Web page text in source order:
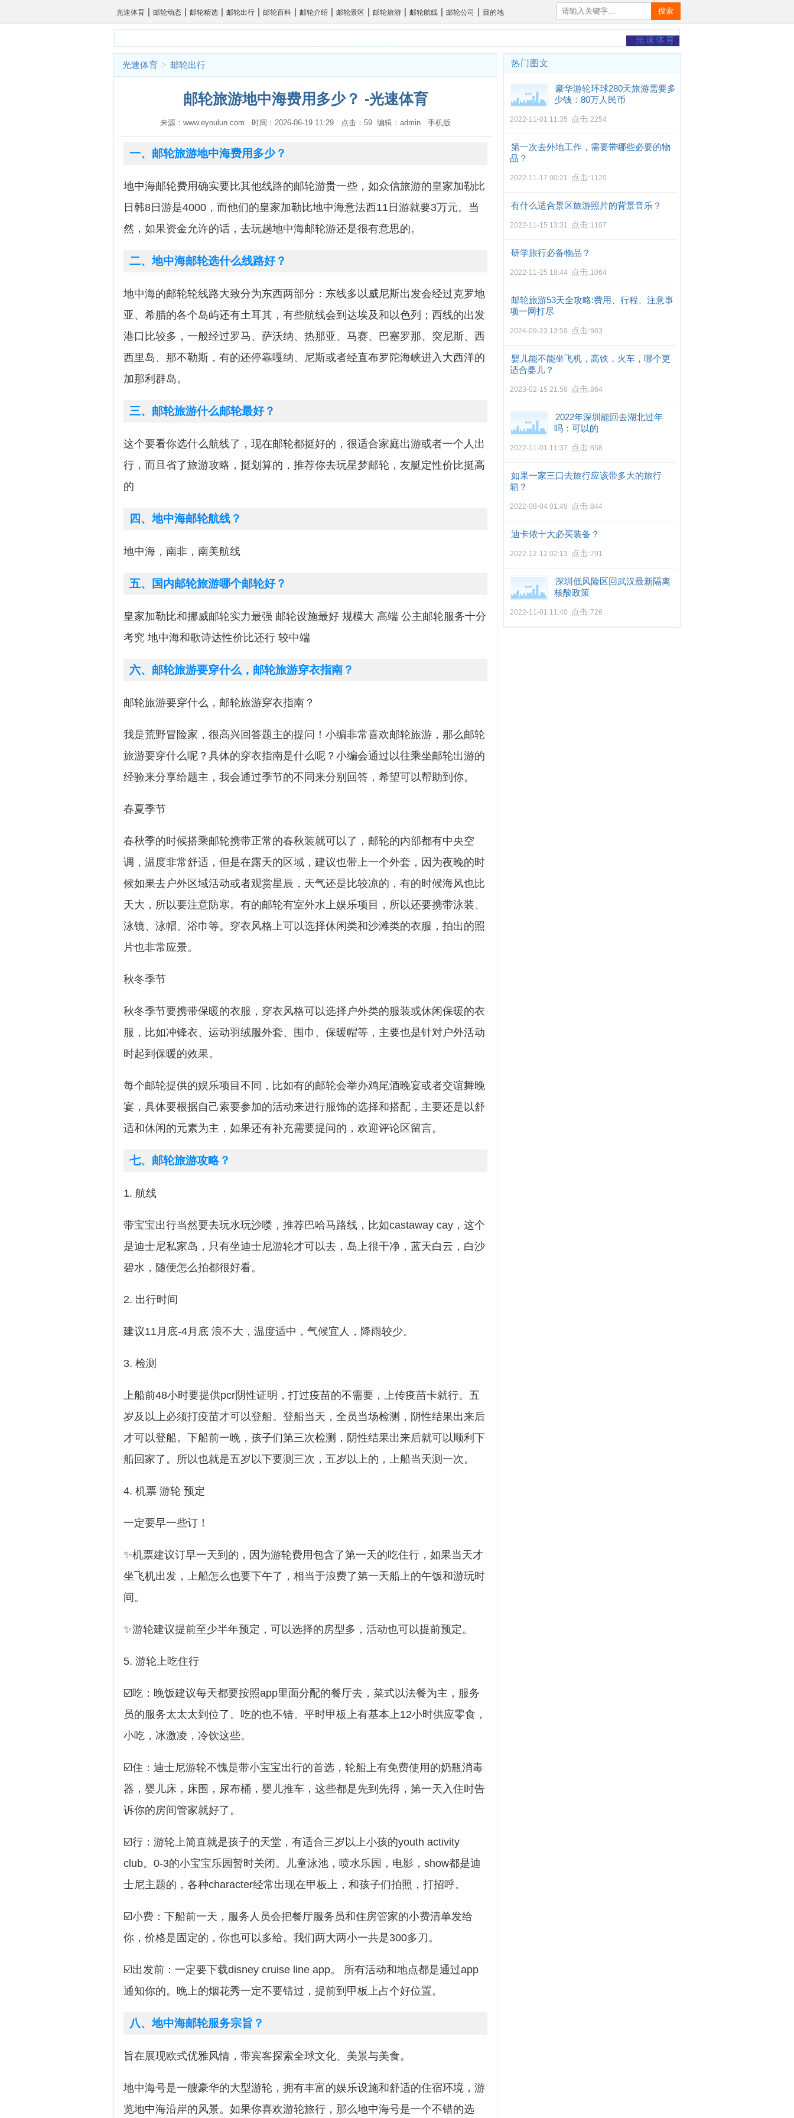
光速体育 | 邮轮动态 | 邮轮精选 | 邮轮出行 | 邮轮百科 | 邮轮介绍 | 邮轮景区 | 邮轮旅游 | 邮轮航线 | 邮轮公司 | 目的地 搜索
光速体育
光速体育 > 邮轮出行
邮轮旅游地中海费用多少？ -光速体育
来源：www.eyoulun.com 时间：2026-06-19 11:29 点击：59 编辑：admin 手机版
一、邮轮旅游地中海费用多少？
地中海邮轮费用确实要比其他线路的邮轮游贵一些，如众信旅游的皇家加勒比
日韩8日游是4000，而他们的皇家加勒比地中海意法西11日游就要3万元。当
然，如果资金允许的话，去玩趟地中海邮轮游还是很有意思的。
二、地中海邮轮选什么线路好？
地中海的邮轮轮线路大致分为东西两部分：东线多以威尼斯出发会经过克罗地
亚、希腊的各个岛屿还有土耳其，有些航线会到达埃及和以色列；西线的出发
港口比较多，一般经过罗马、萨沃纳、热那亚、马赛、巴塞罗那、突尼斯、西
西里岛、那不勒斯，有的还停靠嘎纳、尼斯或者经直布罗陀海峡进入大西洋的
加那利群岛。
三、邮轮旅游什么邮轮最好？
这个要看你选什么航线了，现在邮轮都挺好的，很适合家庭出游或者一个人出
行，而且省了旅游攻略，挺划算的，推荐你去玩星梦邮轮，友艇定性价比挺高
的
四、地中海邮轮航线？
地中海，南非，南美航线
五、国内邮轮旅游哪个邮轮好？
皇家加勒比和挪威邮轮实力最强 邮轮设施最好 规模大 高端 公主邮轮服务十分
考究 地中海和歌诗达性价比还行 较中端
六、邮轮旅游要穿什么，邮轮旅游穿衣指南？
邮轮旅游要穿什么，邮轮旅游穿衣指南？
我是荒野冒险家，很高兴回答题主的提问！小编非常喜欢邮轮旅游，那么邮轮
旅游要穿什么呢？具体的穿衣指南是什么呢？小编会通过以往乘坐邮轮出游的
经验来分享给题主，我会通过季节的不同来分别回答，希望可以帮助到你。
春夏季节
春秋季的时候搭乘邮轮携带正常的春秋装就可以了，邮轮的内部都有中央空
调，温度非常舒适，但是在露天的区域，建议也带上一个外套，因为夜晚的时
候如果去户外区域活动或者观赏星辰，天气还是比较凉的，有的时候海风也比
天大，所以要注意防寒。有的邮轮有室外水上娱乐项目，所以还要携带泳装、
泳镜、泳帽、浴巾等。穿衣风格上可以选择休闲类和沙滩类的衣服，拍出的照
片也非常应景。
秋冬季节
秋冬季节要携带保暖的衣服，穿衣风格可以选择户外类的服装或休闲保暖的衣
服，比如冲锋衣、运动羽绒服外套、围巾、保暖帽等，主要也是针对户外活动
时起到保暖的效果。
每个邮轮提供的娱乐项目不同，比如有的邮轮会举办鸡尾酒晚宴或者交谊舞晚
宴，具体要根据自己索要参加的活动来进行服饰的选择和搭配，主要还是以舒
适和休闲的元素为主，如果还有补充需要提问的，欢迎评论区留言。
七、邮轮旅游攻略？
1. 航线
带宝宝出行当然要去玩水玩沙喽，推荐巴哈马路线，比如castaway cay，这个
是迪士尼私家岛，只有坐迪士尼游轮才可以去，岛上很干净，蓝天白云，白沙
碧水，随便怎么拍都很好看。
2. 出行时间
建议11月底-4月底 浪不大，温度适中，气候宜人，降雨较少。
3. 检测
上船前48小时要提供pcr阴性证明，打过疫苗的不需要，上传疫苗卡就行。五
岁及以上必须打疫苗才可以登船。登船当天，全员当场检测，阴性结果出来后
才可以登船。下船前一晚，孩子们第三次检测，阴性结果出来后就可以顺利下
船回家了。所以也就是五岁以下要测三次，五岁以上的，上船当天测一次。
4. 机票 游轮 预定
一定要早一些订！
✨机票建议订早一天到的，因为游轮费用包含了第一天的吃住行，如果当天才
坐飞机出发，上船怎么也要下午了，相当于浪费了第一天船上的午饭和游玩时
间。
✨游轮建议提前至少半年预定，可以选择的房型多，活动也可以提前预定。
5. 游轮上吃住行
☑️吃：晚饭建议每天都要按照app里面分配的餐厅去，菜式以法餐为主，服务
员的服务太太太到位了。吃的也不错。平时甲板上有基本上12小时供应零食，
小吃，冰激凌，冷饮这些。
☑️住：迪士尼游轮不愧是带小宝宝出行的首选，轮船上有免费使用的奶瓶消毒
器，婴儿床，床围，尿布桶，婴儿推车，这些都是先到先得，第一天入住时告
诉你的房间管家就好了。
☑️行：游轮上简直就是孩子的天堂，有适合三岁以上小孩的youth activity
club。0-3的小宝宝乐园暂时关闭。儿童泳池，喷水乐园，电影，show都是迪
士尼主题的，各种character经常出现在甲板上，和孩子们拍照，打招呼。
☑️小费：下船前一天，服务人员会把餐厅服务员和住房管家的小费清单发给
你，价格是固定的，你也可以多给。我们两大两小一共是300多刀。
☑️出发前：一定要下载disney cruise line app。 所有活动和地点都是通过app
通知你的。晚上的烟花秀一定不要错过，提前到甲板上占个好位置。
八、地中海邮轮服务宗旨？
旨在展现欧式优雅风情，带宾客探索全球文化、美景与美食。
地中海号是一艘豪华的大型游轮，拥有丰富的娱乐设施和舒适的住宿环境，游
览地中海沿岸的风景。如果你喜欢游轮旅行，那么地中海号是一个不错的选
热门图文
豪华游轮环球280天旅游需要多
少钱：80万人民币
2022-11-01 11:35 点击:2254
第一次去外地工作，需要带哪些必要的物
品？
2022-11-17 00:21 点击:1120
有什么适合景区旅游照片的背景音乐？
2022-11-15 13:31 点击:1107
研学旅行必备物品？
2022-11-25 18:44 点击:1064
邮轮旅游53天全攻略:费用、行程、注意事
项一网打尽
2024-09-23 13:59 点击:983
婴儿能不能坐飞机，高铁，火车，哪个更
适合婴儿？
2023-02-15 21:58 点击:864
2022年深圳能回去湖北过年
吗：可以的
2022-11-01 11:37 点击:858
如果一家三口去旅行应该带多大的旅行
箱？
2022-08-04 01:49 点击:844
迪卡侬十大必买装备？
2022-12-12 02:13 点击:791
深圳低风险区回武汉最新隔离
核酸政策
2022-11-01 11:40 点击:726